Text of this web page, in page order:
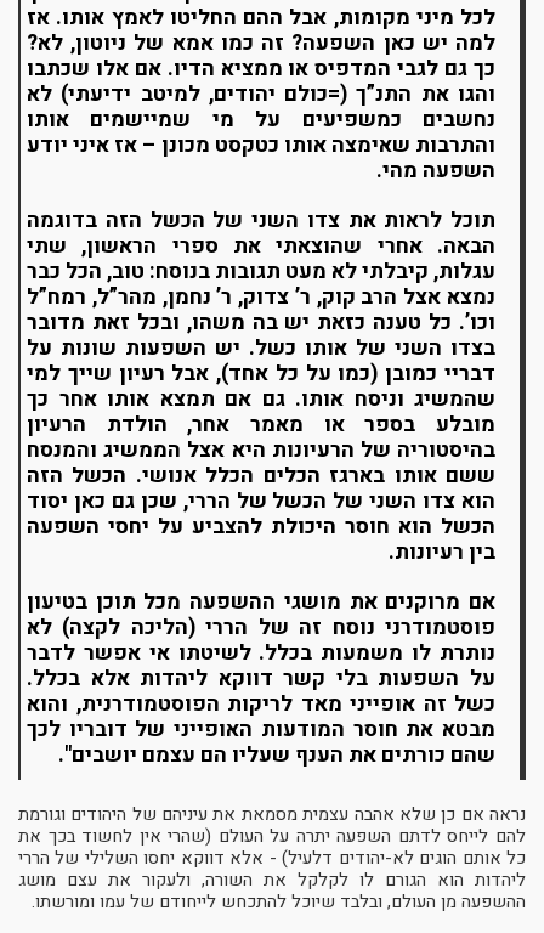
לכל מיני מקומות, אבל ההם החליטו לאמץ אותו. אז
למה יש כאן השפעה? זה כמו אמא של ניוטון, לא?
כך גם לגבי המדפיס או ממציא הדיו. אם אלו שכתבו
והגו את התנ”ך (=כולם יהודים, למיטב ידיעתי) לא
נחשבים כמשפיעים על מי שמיישמים אותו
והתרבות שאימצה אותו כטקסט מכונן – אז איני יודע
השפעה מהי.
תוכל לראות את צדו השני של הכשל הזה בדוגמה
הבאה. אחרי שהוצאתי את ספרי הראשון, שתי
עגלות, קיבלתי לא מעט תגובות בנוסח: טוב, הכל כבר
נמצא אצל הרב קוק, ר’ צדוק, ר’ נחמן, מהר”ל, רמח”ל
וכו’. כל טענה כזאת יש בה משהו, ובכל זאת מדובר
בצדו השני של אותו כשל. יש השפעות שונות על
דבריי כמובן (כמו על כל אחד), אבל רעיון שייך למי
שהמשיג וניסח אותו. גם אם תמצא אותו אחר כך
מובלע בספר או מאמר אחר, הולדת הרעיון
בהיסטוריה של הרעיונות היא אצל הממשיג והמנסח
ששם אותו בארגז הכלים הכלל אנושי. הכשל הזה
הוא צדו השני של הכשל של הררי, שכן גם כאן יסוד
הכשל הוא חוסר היכולת להצביע על יחסי השפעה
בין רעיונות.
אם מרוקנים את מושגי ההשפעה מכל תוכן בטיעון
פוסטמודרני נוסח זה של הררי (הליכה לקצה) לא
נותרת לו משמעות בכלל. לשיטתו אי אפשר לדבר
על השפעות בלי קשר דווקא ליהדות אלא בכלל.
כשל זה אופייני מאד לריקות הפוסטמודרנית, והוא
מבטא את חוסר המודעות האופייני של דובריו לכך
שהם כורתים את הענף שעליו הם עצמם יושבים".
נראה אם כן שלא אהבה עצמית מסמאת את עיניהם של היהודים וגורמת
להם לייחס לדתם השפעה יתרה על העולם (שהרי אין לחשוד בכך את
כל אותם הוגים לא-יהודים דלעיל) - אלא דווקא יחסו השלילי של הררי
ליהדות הוא הגורם לו לקלקל את השורה, ולעקור את עצם מושג
ההשפעה מן העולם, ובלבד שיוכל להתכחש לייחודם של עמו ומורשתו.